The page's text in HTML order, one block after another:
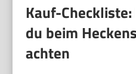
Kauf-
du beim
achten